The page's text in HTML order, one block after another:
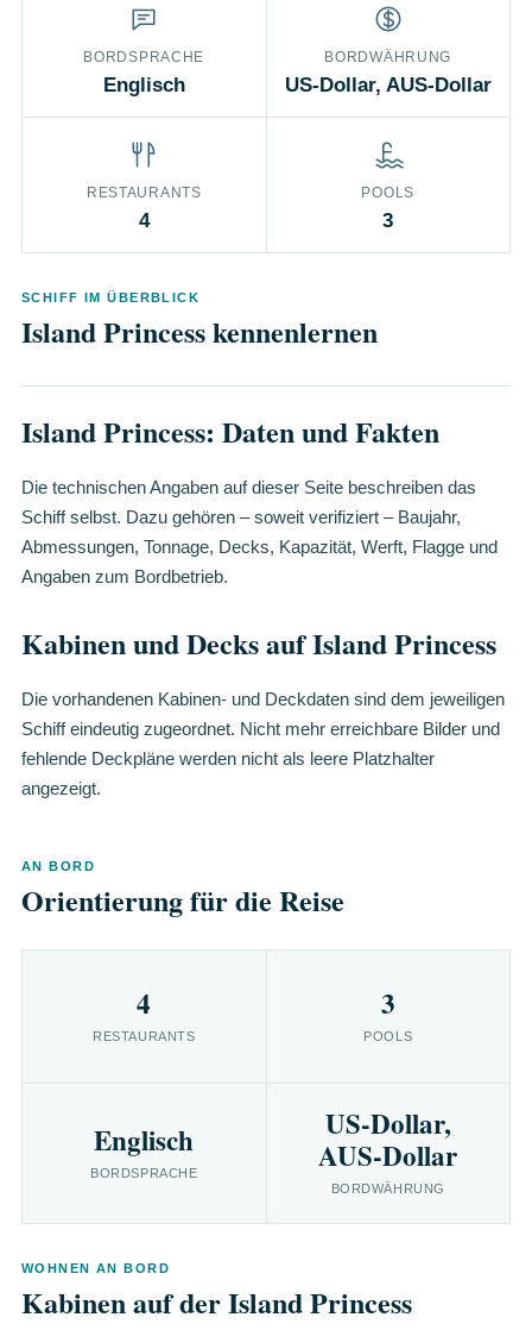
BORDSPRACHE
Englisch
BORDWÄHRUNG
US-Dollar, AUS-Dollar
RESTAURANTS
4
POOLS
3
SCHIFF IM ÜBERBLICK
Island Princess kennenlernen
Island Princess: Daten und Fakten
Die technischen Angaben auf dieser Seite beschreiben das
Schiff selbst. Dazu gehören – soweit verifiziert – Baujahr,
Abmessungen, Tonnage, Decks, Kapazität, Werft, Flagge und
Angaben zum Bordbetrieb.
Kabinen und Decks auf Island Princess
Die vorhandenen Kabinen- und Deckdaten sind dem jeweiligen
Schiff eindeutig zugeordnet. Nicht mehr erreichbare Bilder und
fehlende Deckpläne werden nicht als leere Platzhalter
angezeigt.
AN BORD
Orientierung für die Reise
4
RESTAURANTS
3
POOLS
Englisch
BORDSPRACHE
US-Dollar,
AUS-Dollar
BORDWÄHRUNG
WOHNEN AN BORD
Kabinen auf der Island Princess